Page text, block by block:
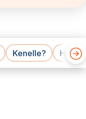
Kenelle? Hinnat